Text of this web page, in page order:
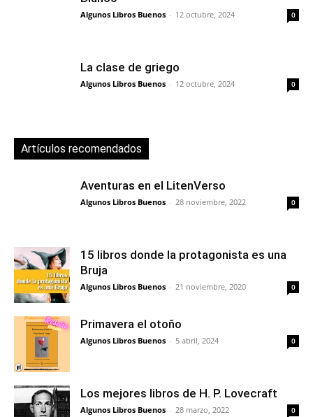
Algunos Libros Buenos - 12 octubre, 2024 0
La clase de griego
Algunos Libros Buenos - 12 octubre, 2024 0
Artículos recomendados
Aventuras en el LitenVerso
Algunos Libros Buenos - 28 noviembre, 2022 0
15 libros donde la protagonista es una
Bruja
Algunos Libros Buenos - 21 noviembre, 2020 0
Primavera el otoño
Algunos Libros Buenos - 5 abril, 2024 0
Los mejores libros de H. P. Lovecraft
Algunos Libros Buenos - 28 marzo, 2022 0